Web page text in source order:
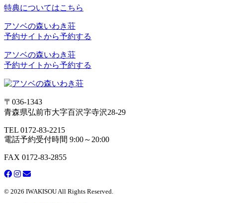
特典についてはこちら
アソベの森いわき荘
予約サイトから予約する
アソベの森いわき荘
予約サイトから予約する
〒036-1343
青森県弘前市大字百沢字寺沢28-29
TEL 0172-83-2215
電話予約受付時間 9:00～20:00
FAX 0172-83-2855
© 2026 IWAKISOU All Rights Reserved.